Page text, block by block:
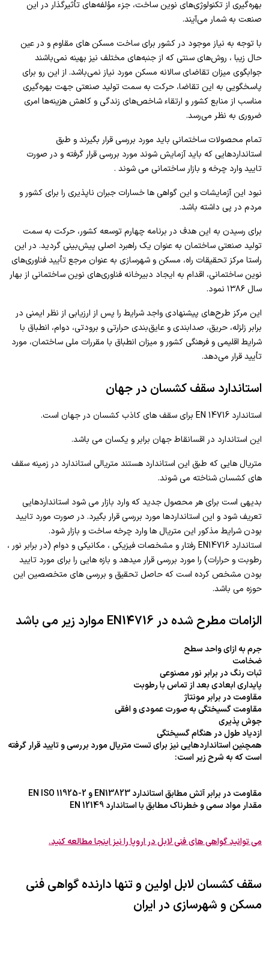
بهره‌گیری از تکنولوژی‌های نوین ساخت، جزء مؤلفه‌های تأثیرگذار در این
صنعت به شمار می‌آیند.
با توجه به نیاز موجود در کشور برای ساخت مسکن های مقاوم و در عین
حال زیبا ، روش‌های سنتی که از جنبه‌های مختلف نیز بهینه نمی‌باشند
جوابگوی میزان تقاضای سالانه مسکن مورد نیاز نمی‌باشد. از این رو برای
پاسخگویی به این تقاضا، حرکت به سمت تولید صنعتی جهت بهره‌گیری
مناسب از منابع کشور و ارتقاء شاخص‌های زندگی و کاهش هزینه‌ها امری
ضروری به نظر می‌رسد.
تمام محصولات ساختمانی باید مورد بررسی قرار بگیرند و طبق
استانداردهایی که باید آزمایش شوند مورد بررسی قرار گرفته و در صورت
تایید وارد چرخه و بازار ساختمانی می شوند .
نبود این آزمایشات و این گواهی ها خسارات جبران ناپذیری را برای کشور و
مردم در پی داشته باشد.
برای رسیدن به این هدف در برنامه چهارم توسعه کشور، حرکت به سمت
تولید صنعتی ساختمان به عنوان یک راهبرد اصلی پیش‌بینی گردید. در این
راستا مرکز تحقیقات راه، مسکن و شهرسازی به عنوان مرجع تأیید فناوری‌های
نوین ساختمانی، اقدام به ایجاد دبیرخانه فناوری‌های نوین ساختمانی از بهار
سال ۱۳۸۶ نمود.
این مرکز طرح‌های پیشنهادی واجد شرایط را پس از ارزیابی از نظر ایمنی در
برابر زلزله، حریق، صدابندی و عایق‌بندی حرارتی و برودتی، دوام، انطباق با
شرایط اقلیمی و فرهنگی کشور و میزان انطباق با مقررات ملی ساختمان، مورد
تأیید قرار می‌دهد.
استاندارد سقف کشسان در جهان
استاندارد EN 14716 برای سقف های کاذب کشسان در جهان است.
این استاندارد در اقسانقاط جهان برابر و یکسان می باشد.
متریال هایی که طبق این استاندارد هستند متریالی استاندارد در زمینه سقف
های کشسان شناخته می شوند.
بدیهی است برای هر محصول جدید که وارد بازار می شود استانداردهایی
تعریف شود و این استانداردها مورد بررسی قرار بگیرد. در صورت مورد تایید
بودن شرایط مذکور این متریال ها وارد چرخه ساخت و بازار شود.
استاندارد EN14716 رفتار و مشخصات فیزیکی ، مکانیکی و دوام (در برابر نور ،
رطوبت و حرارات) را مورد بررسی قرار میدهد و بازه هایی را برای مورد تایید
بودن مشخص کرده است که حاصل تحقیق و بررسی های متخصصین این
حوزه می باشد.
الزامات مطرح شده در EN14716 موارد زیر می باشد
جرم به ازای واحد سطح
ضخامت
ثبات رنگ در برابر نور مصنوعی
پایداری ابعادی بعد از تماس با رطوبت
مقاومت در برابر مونتاژ
مقاومت گسیختگی به صورت عمودی و افقی
جوش پذیری
ازدیاد طول در هنگام گسیختگی
همچنین استانداردهایی نیز برای تست متریال مورد بررسی و تایید قرار گرفته
است که به شرح زیر است:
مقاومت در برابر آتش مطابق استاندارد EN13823 و EN ISO 11925-2
مقدار مواد سمی و خطرناک مطابق با استاندارد EN 12149
می توانید گواهی های فنی لابل در اروپا را نیز اینجا مطالعه کنید.
سقف کشسان لابل اولین و تنها دارنده گواهی فنی
مسکن و شهرسازی در ایران